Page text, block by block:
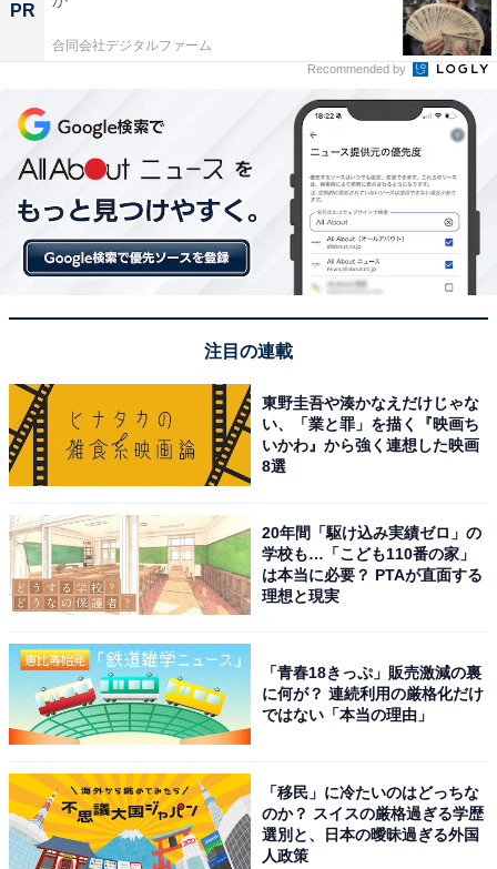
世界観を表現するそのスタイルは、アジア諸国の音楽フ
ァンにとってまさに「新時代」の到来だったに違いな
中国のメディア、ネットユーザーにも惜しまれた
ヒデキ
西城さんの死は「人民日報」の電子版「人民網」など現
地メディアでも大々的に報じられた。古くからのファン
はもちろん、アニメ「ちびまる子ちゃん」に登場する人
気スターとして、アニメ「∀ガンダム」の主題歌「ター
ンAターン」（1999年）を歌うアニメソング歌手とし
がったようだ。
まだまだ日本とアジア諸国の間のわだかまりが大きかっ
PR
合同会社デジタルファーム
Recommended by
注目の連載
東野圭吾や湊かなえだけじゃな
い、「業と罪」を描く『映画ち
いかわ』から強く連想した映画
8選
20年間「駆け込み実績ゼロ」の
学校も…「こども110番の家」
は本当に必要？ PTAが直面する
理想と現実
「青春18きっぷ」販売激減の裏
に何が？ 連続利用の厳格化だけ
ではない「本当の理由」
「移民」に冷たいのはどっちな
のか？ スイスの厳格過ぎる学歴
選別と、日本の曖昧過ぎる外国
人政策